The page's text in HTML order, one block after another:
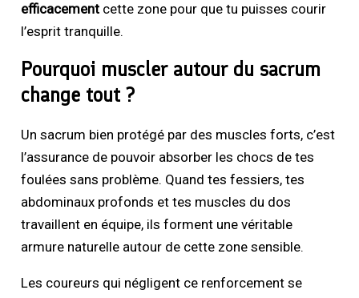
efficacement cette zone pour que tu puisses courir
l’esprit tranquille.
Pourquoi muscler autour du sacrum
change tout ?
Un sacrum bien protégé par des muscles forts, c’est
l’assurance de pouvoir absorber les chocs de tes
foulées sans problème. Quand tes fessiers, tes
abdominaux profonds et tes muscles du dos
travaillent en équipe, ils forment une véritable
armure naturelle autour de cette zone sensible.
Les coureurs qui négligent ce renforcement se